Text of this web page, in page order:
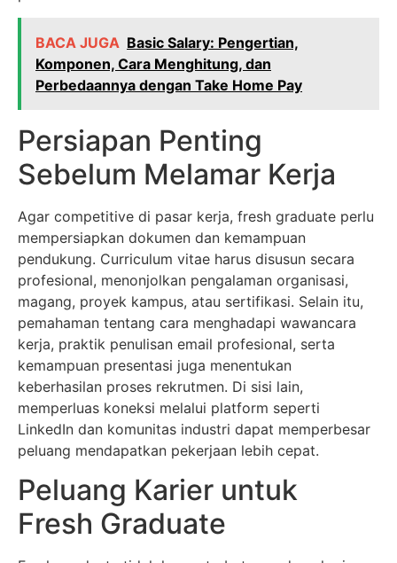
BACA JUGA Basic Salary: Pengertian,
Komponen, Cara Menghitung, dan
Perbedaannya dengan Take Home Pay
Persiapan Penting
Sebelum Melamar Kerja
Agar competitive di pasar kerja, fresh graduate perlu
mempersiapkan dokumen dan kemampuan
pendukung. Curriculum vitae harus disusun secara
profesional, menonjolkan pengalaman organisasi,
magang, proyek kampus, atau sertifikasi. Selain itu,
pemahaman tentang cara menghadapi wawancara
kerja, praktik penulisan email profesional, serta
kemampuan presentasi juga menentukan
keberhasilan proses rekrutmen. Di sisi lain,
memperluas koneksi melalui platform seperti
LinkedIn dan komunitas industri dapat memperbesar
peluang mendapatkan pekerjaan lebih cepat.
Peluang Karier untuk
Fresh Graduate